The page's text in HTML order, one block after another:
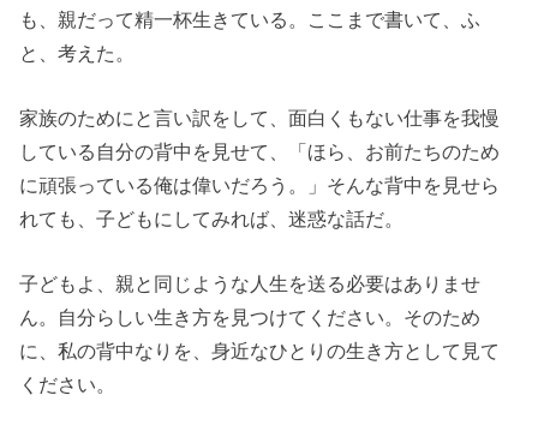
も、親だって精一杯生きている。ここまで書いて、ふ
と、考えた。
家族のためにと言い訳をして、面白くもない仕事を我慢
している自分の背中を見せて、「ほら、お前たちのため
に頑張っている俺は偉いだろう。」そんな背中を見せら
れても、子どもにしてみれば、迷惑な話だ。
子どもよ、親と同じような人生を送る必要はありませ
ん。自分らしい生き方を見つけてください。そのため
に、私の背中なりを、身近なひとりの生き方として見て
ください。